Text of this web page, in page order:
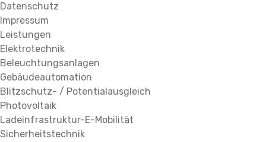
Datenschutz
Impressum
Leistungen
Elektrotechnik
Beleuchtungsanlagen
Gebäudeautomation
Blitzschutz- / Potentialausgleich
Photovoltaik
Ladeinfrastruktur-E-Mobilität
Sicherheitstechnik